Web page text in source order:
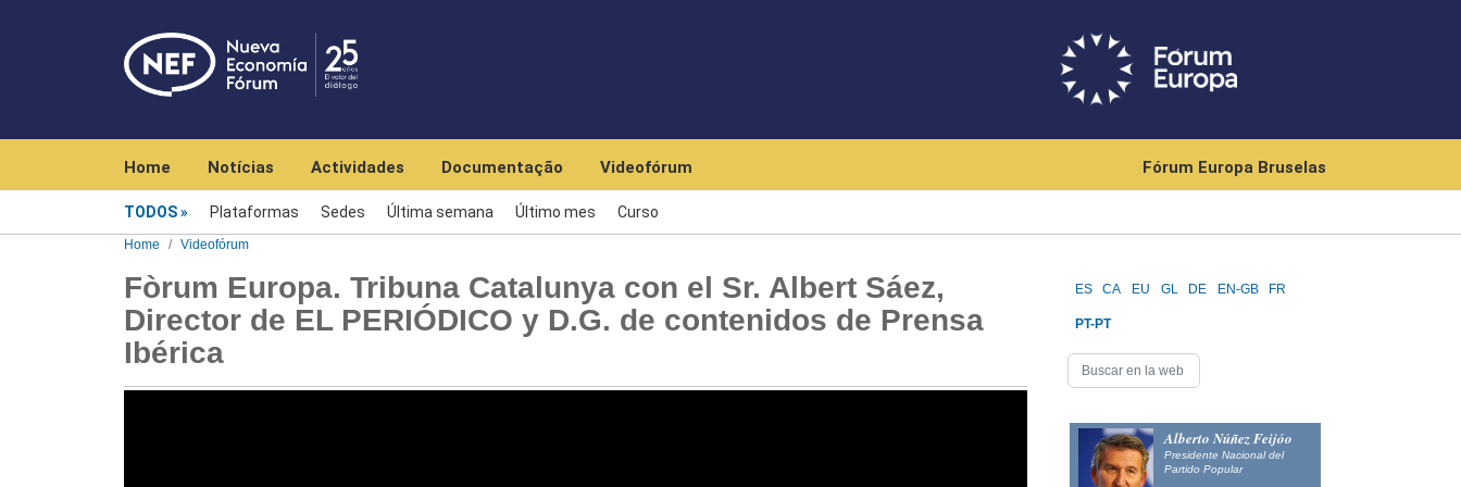
Home Notícias Actividades Documentação Videofórum Fórum Europa Bruselas
TODOS Plataformas Sedes Última semana Último mes Curso
Home Videofórum
Fòrum Europa. Tribuna Catalunya con el Sr. Albert Sáez,
Director de EL PERIÓDICO y D.G. de contenidos de Prensa
Ibérica
ES CA EU GL DE EN-GB FR
PT-PT
Alberto Núñez Feijóo
Presidente Nacional del
Partido Popular